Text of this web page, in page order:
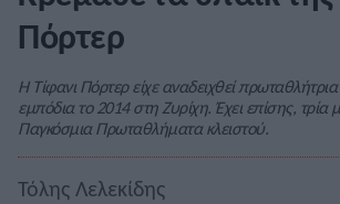
Πόρτερ
Η Τίφανι Πόρτερ είχε αναδειχθεί
εμπόδια το 2014 στη Ζυρίχη. Έχει επίσης, τρία
Παγκόσμια Πρωταθλήματα κλειστού.
Τόλης Λελεκίδης